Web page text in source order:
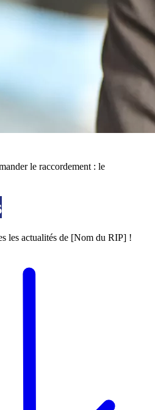
le raccordement : le
les actualités de [Nom du RIP] !